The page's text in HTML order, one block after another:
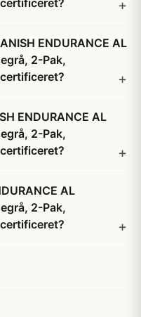
ENDURANCE AL
2-Pak,
ENDURANCE AL
2-Pak,
AL
2-Pak,